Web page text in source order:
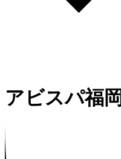
アビスパ福岡